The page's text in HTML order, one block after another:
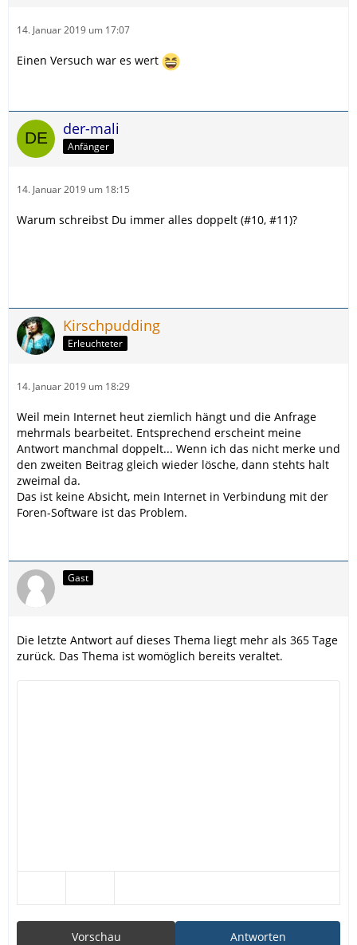
14. Januar 2019 um 17:07
Einen Versuch war es wert
der-mali
Anfänger
14. Januar 2019 um 18:15
Warum schreibst Du immer alles doppelt (#10, #11)?
Kirschpudding
Erleuchteter
14. Januar 2019 um 18:29
Weil mein Internet heut ziemlich hängt und die Anfrage
mehrmals bearbeitet. Entsprechend erscheint meine
Antwort manchmal doppelt... Wenn ich das nicht merke und
den zweiten Beitrag gleich wieder lösche, dann stehts halt
zweimal da.
Das ist keine Absicht, mein Internet in Verbindung mit der
Foren-Software ist das Problem.
Gast
Die letzte Antwort auf dieses Thema liegt mehr als 365 Tage
zurück. Das Thema ist womöglich bereits veraltet.
Antworten
Vorschau